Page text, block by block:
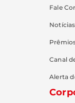
Fale
Notícias
Canal
Alerta